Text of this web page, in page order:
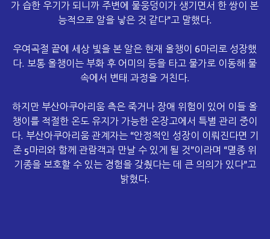
가 습한 우기가 되니까 주변에 물웅덩이가 생기면서 한 쌍이 본
능적으로 알을 낳은 것 같다”고 말했다.
우여곡절 끝에 세상 빛을 본 알은 현재 올챙이 6마리로 성장했
다. 보통 올챙이는 부화 후 어미의 등을 타고 물가로 이동해 물
속에서 변태 과정을 거친다.
하지만 부산아쿠아리움 측은 죽거나 장애 위험이 있어 이들 올
챙이를 적절한 온도 유지가 가능한 온장고에서 특별 관리 중이
다. 부산아쿠아리움 관계자는 “안정적인 성장이 이뤄진다면 기
존 5마리와 함께 관람객과 만날 수 있게 될 것”이라며 “멸종 위
기종을 보호할 수 있는 경험을 갖췄다는 데 큰 의의가 있다”고
밝혔다.